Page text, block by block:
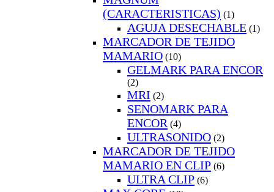
(CARACTERISTICAS) (1)
AGUJA DESECHABLE (1)
MARCADOR DE TEJIDO
MAMARIO (10)
GELMARK PARA ENCOR
(2)
MRI (2)
SENOMARK PARA
ENCOR (4)
ULTRASONIDO (2)
MARCADOR DE TEJIDO
MAMARIO EN CLIP (6)
ULTRA CLIP (6)